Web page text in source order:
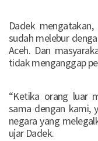
Dadek
sudah melebur
Aceh. Dan
tidak menganggap
“Ketika orang luar
sama dengan kami,
negara yang
ujar Dadek.